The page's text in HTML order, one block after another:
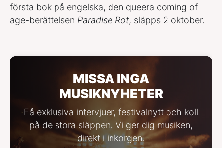
första bok på engelska, den queera coming of
age-berättelsen Paradise Rot, släpps 2 oktober.
MISSA INGA
MUSIKNYHETER
Få exklusiva intervjuer, festivalnytt och koll
på de stora släppen. Vi ger dig musiken,
direkt i inkorgen.